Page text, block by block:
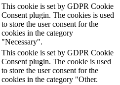
This cookie is set by GDPR Cookie
Consent plugin. The cookies is used
to store the user consent for the
cookies in the category
"Necessary".
This cookie is set by GDPR Cookie
Consent plugin. The cookie is used
to store the user consent for the
cookies in the category "Other.